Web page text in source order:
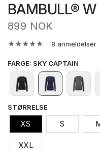
BAMBULL® W
899 NOK
8 anmeldelser
FARGE: SKY CAPTAIN
STØRRELSE
XS S
XXL